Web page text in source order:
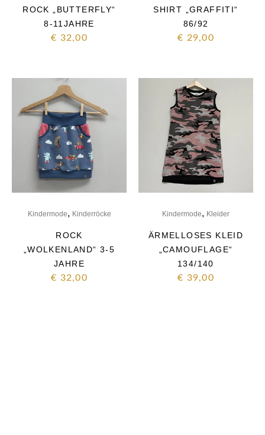
ROCK „BUTTERFLY“
8-11JAHRE
€ 32,00
SHIRT „GRAFFITI“
86/92
€ 29,00
Kindermode, Kinderröcke
ROCK
„WOLKENLAND“ 3-5
JAHRE
€ 32,00
Kindermode, Kleider
ÄRMELLOSES KLEID
„CAMOUFLAGE“
134/140
€ 39,00